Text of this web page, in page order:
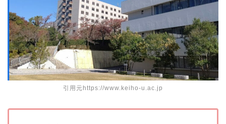
引用元https://www.keiho-u.ac.jp